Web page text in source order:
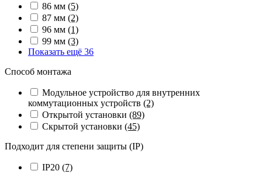
86 мм (5)
87 мм (2)
96 мм (1)
99 мм (3)
Показать ещё 36
Способ монтажа
Модульное устройство для внутренних
коммутационных устройств (2)
Открытой установки (89)
Скрытой установки (45)
Подходит для степени защиты (IP)
IP20 (7)